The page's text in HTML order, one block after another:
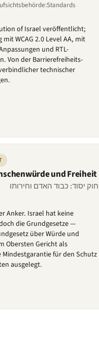
of Israel veröffentlicht;
WCAG 2.0 Level AA, mit
und RTL-
Von der Barrierefreiheits-
technischer
und Freiheit
חוק יסוד: כבוד האדם וחירותו
Anker. Israel hat keine
die Grundgesetze —
über Würde und
Obersten Gericht als
für den Schutz
ausgelegt.